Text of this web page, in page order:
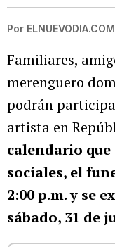
Por ELNUEVODIA.COM
Familiares,
merenguero
podrán
artista en
calendario que
sociales, el
2:00 p.m. y se
sábado, 31 de